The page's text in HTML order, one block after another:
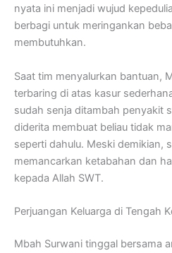
nyata ini menjadi wujud
berbagi untuk meringankan
membutuhkan.
Saat tim menyalurkan bantuan,
terbaring di atas kasur
sudah senja ditambah penyakit
diderita membuat beliau tidak
seperti dahulu. Meski demikian,
memancarkan ketabahan dan
kepada Allah SWT.
Perjuangan Keluarga di Tengah
Mbah Surwani tinggal bersama